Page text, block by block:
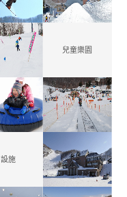
兒童樂園
設施